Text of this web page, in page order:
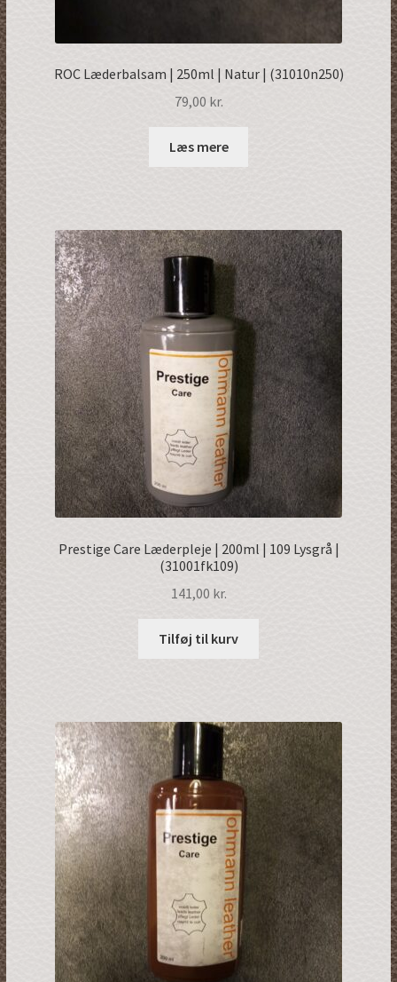
ROC Læderbalsam | 250ml | Natur | (31010n250)
79,00 kr.
Læs mere
Prestige Care Læderpleje | 200ml | 109 Lysgrå |
(31001fk109)
141,00 kr.
Tilføj til kurv